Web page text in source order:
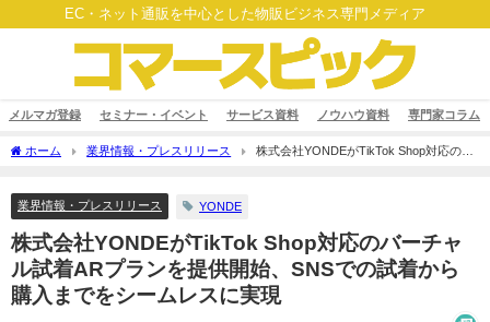
EC・ネット通販を中心とした物販ビジネス専門メディア
メルマガ登録 セミナー・イベント サービス資料 ノウハウ資料 専門家コラム
ホーム 業界情報・プレスリリース
株式会社YONDEがTikTok Shop対応のバ
業界情報・プレスリリース YONDE
株式会社YONDEがTikTok Shop対応のバーチャ
ル試着ARプランを提供開始、SNSでの試着から
購入までをシームレスに実現